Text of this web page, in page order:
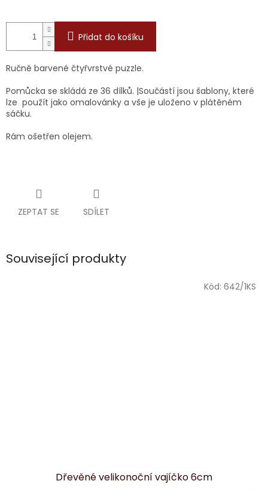
Přidat do košíku
Ručně barvené čtyřvrstvé puzzle.
Pomůcka se skládá ze 36 dílků. |Součástí jsou šablony, které
lze použít jako omalovánky a vše je uloženo v plátěném
sáčku.
Rám ošetřen olejem.
ZEPTAT SE SDÍLET
Související produkty
Dřevěné velikonoční vajíčko 6cm
Kód: 642/1KS